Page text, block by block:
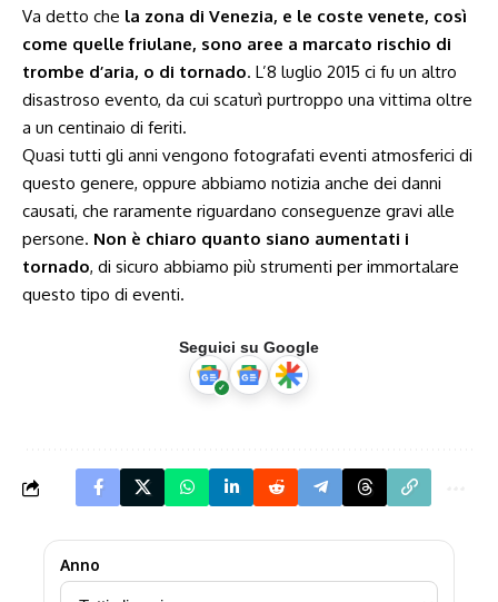
Va detto che la zona di Venezia, e le coste venete, così
come quelle friulane, sono aree a marcato rischio di
trombe d’aria, o di tornado. L’8 luglio 2015 ci fu un altro
disastroso evento, da cui scaturì purtroppo una vittima oltre
a un centinaio di feriti.
Quasi tutti gli anni vengono fotografati eventi atmosferici di
questo genere, oppure abbiamo notizia anche dei danni
causati, che raramente riguardano conseguenze gravi alle
persone. Non è chiaro quanto siano aumentati i
tornado, di sicuro abbiamo più strumenti per immortalare
questo tipo di eventi.
Seguici su Google
Anno